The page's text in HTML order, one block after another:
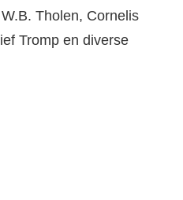
Tholen, Cornelis
Tromp en diverse